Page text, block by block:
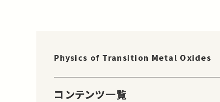
Physics of Transition Metal Oxides
コンテンツ一覧